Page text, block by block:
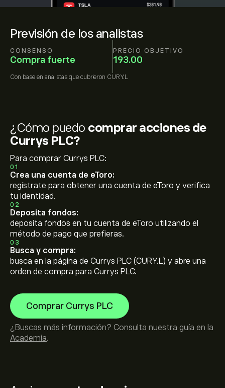
Previsión de los analistas
CONSENSO
Compra fuerte
PRECIO OBJETIVO
193.00
Con base en analistas que cubrieron CURY.L
¿Cómo puedo comprar acciones de
Currys PLC?
Para comprar Currys PLC:
01
Crea una cuenta de eToro:
regístrate para obtener una cuenta de eToro y verifica
tu identidad.
02
Deposita fondos:
deposita fondos en tu cuenta de eToro utilizando el
método de pago que prefieras.
03
Busca y compra:
busca en la página de Currys PLC (CURY.L) y abre una
orden de compra para Currys PLC.
Comprar Currys PLC
¿Buscas más información? Consulta nuestra guía en la
Academia.